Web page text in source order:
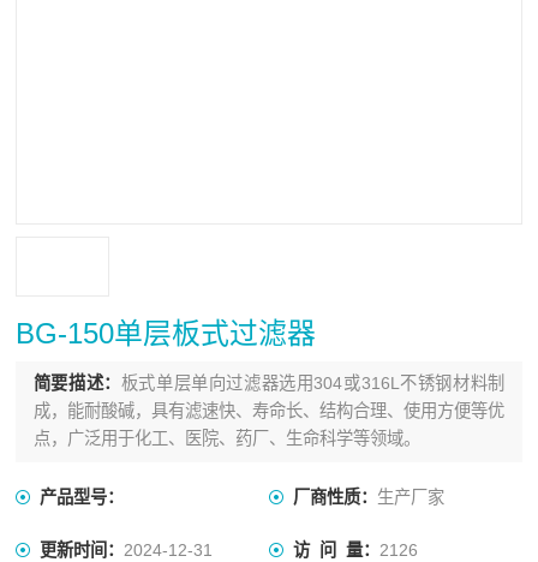
BG-150单层板式过滤器
简要描述： 板式单层单向过滤器选用304或316L不锈钢材料制
成，能耐酸碱，具有滤速快、寿命长、结构合理、使用方便等优
点，广泛用于化工、医院、药厂、生命科学等领域。
产品型号： 厂商性质： 生产厂家
更新时间：2024-12-31 访 问 量： 2126